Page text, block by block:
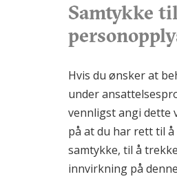
Samtykke
Hvis du ønsker at
under
vennligst angi dette
på at du har rett til
samtykke, til å
innvirkning på